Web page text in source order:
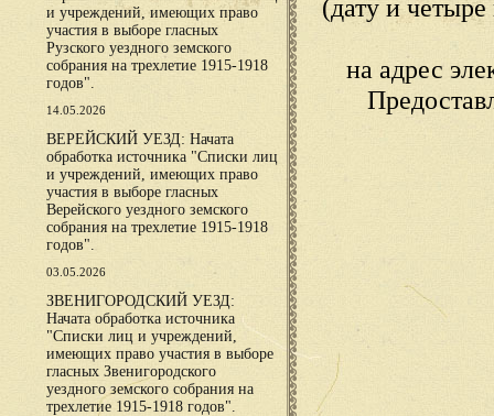
и учреждений, имеющих право
участия в выборе гласных
Рузского уездного земского
собрания на трехлетие 1915-1918
годов".
14.05.2026
ВЕРЕЙСКИЙ УЕЗД: Начата
обработка источника "Списки лиц
и учреждений, имеющих право
участия в выборе гласных
Верейского уездного земского
собрания на трехлетие 1915-1918
годов".
03.05.2026
ЗВЕНИГОРОДСКИЙ УЕЗД:
Начата обработка источника
"Списки лиц и учреждений,
имеющих право участия в выборе
гласных Звенигородского
уездного земского собрания на
трехлетие 1915-1918 годов".
(дату и
на адрес